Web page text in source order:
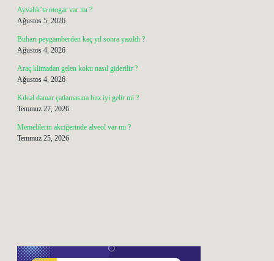
Ayvalık’ta otogar var mı ?
Ağustos 5, 2026
Buhari peygamberden kaç yıl sonra yazıldı ?
Ağustos 4, 2026
Araç klimadan gelen koku nasıl giderilir ?
Ağustos 4, 2026
Kılcal damar çatlamasına buz iyi gelir mi ?
Temmuz 27, 2026
Memelilerin akciğerinde alveol var mı ?
Temmuz 25, 2026